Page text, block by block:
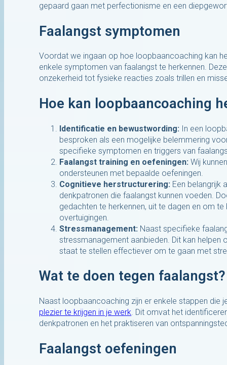
gepaard gaan met perfectionisme en een
Faalangst symptomen
Voordat we ingaan op hoe loopbaancoaching kan
enkele symptomen van faalangst te herkennen.
onzekerheid tot fysieke reacties zoals trillen en
Hoe kan loopbaancoaching
Identificatie en bewustwording: In een
besproken als een mogelijke belemmering
specifieke symptomen en triggers van
Faalangst training en oefeningen: Wij
ondersteunen met bepaalde oefeningen.
Cognitieve herstructurering: Een belangrijk
denkpatronen die faalangst kunnen voeden.
gedachten te herkennen, uit te dagen en om
overtuigingen.
Stressmanagement: Naast specifieke
stressmanagement aanbieden. Dit kan helpen
staat te stellen effectiever om te gaan met
Wat te doen tegen faalangst?
Naast loopbaancoaching zijn er enkele stappen die
plezier te krijgen in je werk. Dit omvat het
denkpatronen en het praktiseren van
Faalangst oefeningen